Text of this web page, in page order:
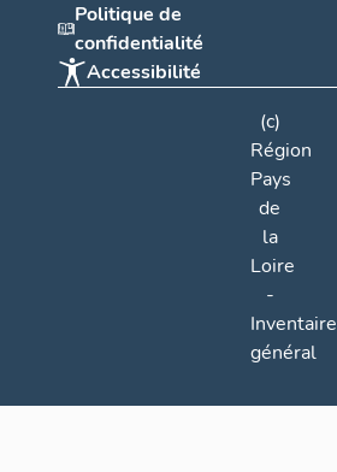
Politique de
confidentialité
Accessibilité
(c)
Région
Pays
de
la
Loire
-
Inventaire
général